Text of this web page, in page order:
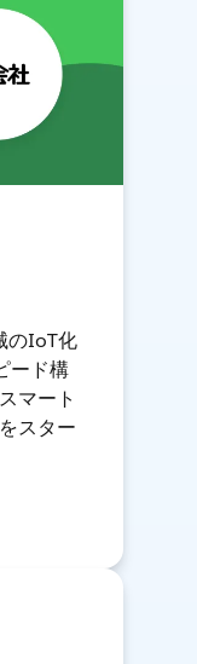
のIoT化
ード構
マート
スター